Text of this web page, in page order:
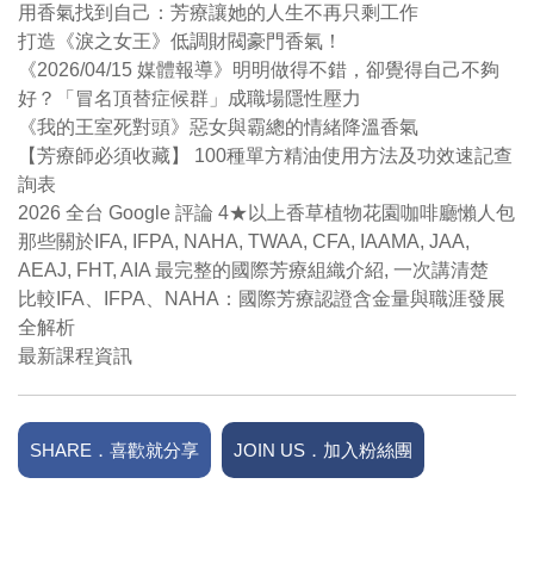
用香氣找到自己：芳療讓她的人生不再只剩工作
打造《淚之女王》低調財閥豪門香氣！
《2026/04/15 媒體報導》明明做得不錯，卻覺得自己不夠
好？「冒名頂替症候群」成職場隱性壓力
《我的王室死對頭》惡女與霸總的情緒降溫香氣
【芳療師必須收藏】 100種單方精油使用方法及功效速記查
詢表
2026 全台 Google 評論 4★以上香草植物花園咖啡廳懶人包
那些關於IFA, IFPA, NAHA, TWAA, CFA, IAAMA, JAA,
AEAJ, FHT, AIA 最完整的國際芳療組織介紹, 一次講清楚
比較IFA、IFPA、NAHA：國際芳療認證含金量與職涯發展
全解析
最新課程資訊
SHARE．喜歡就分享 JOIN US．加入粉絲團